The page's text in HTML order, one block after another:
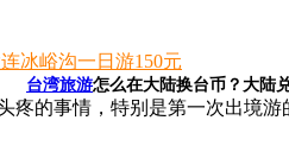
冰峪沟一日游150元
台湾旅游怎么在大陆换台币？大陆
的事情，特别是第一次出境